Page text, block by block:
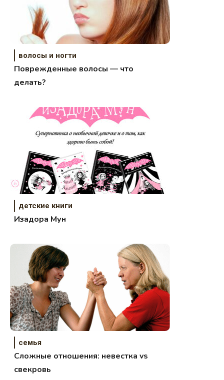
волосы и ногти
Поврежденные волосы — что
делать?
детские книги
Изадора Мун
семья
Сложные отношения: невестка vs
свекровь